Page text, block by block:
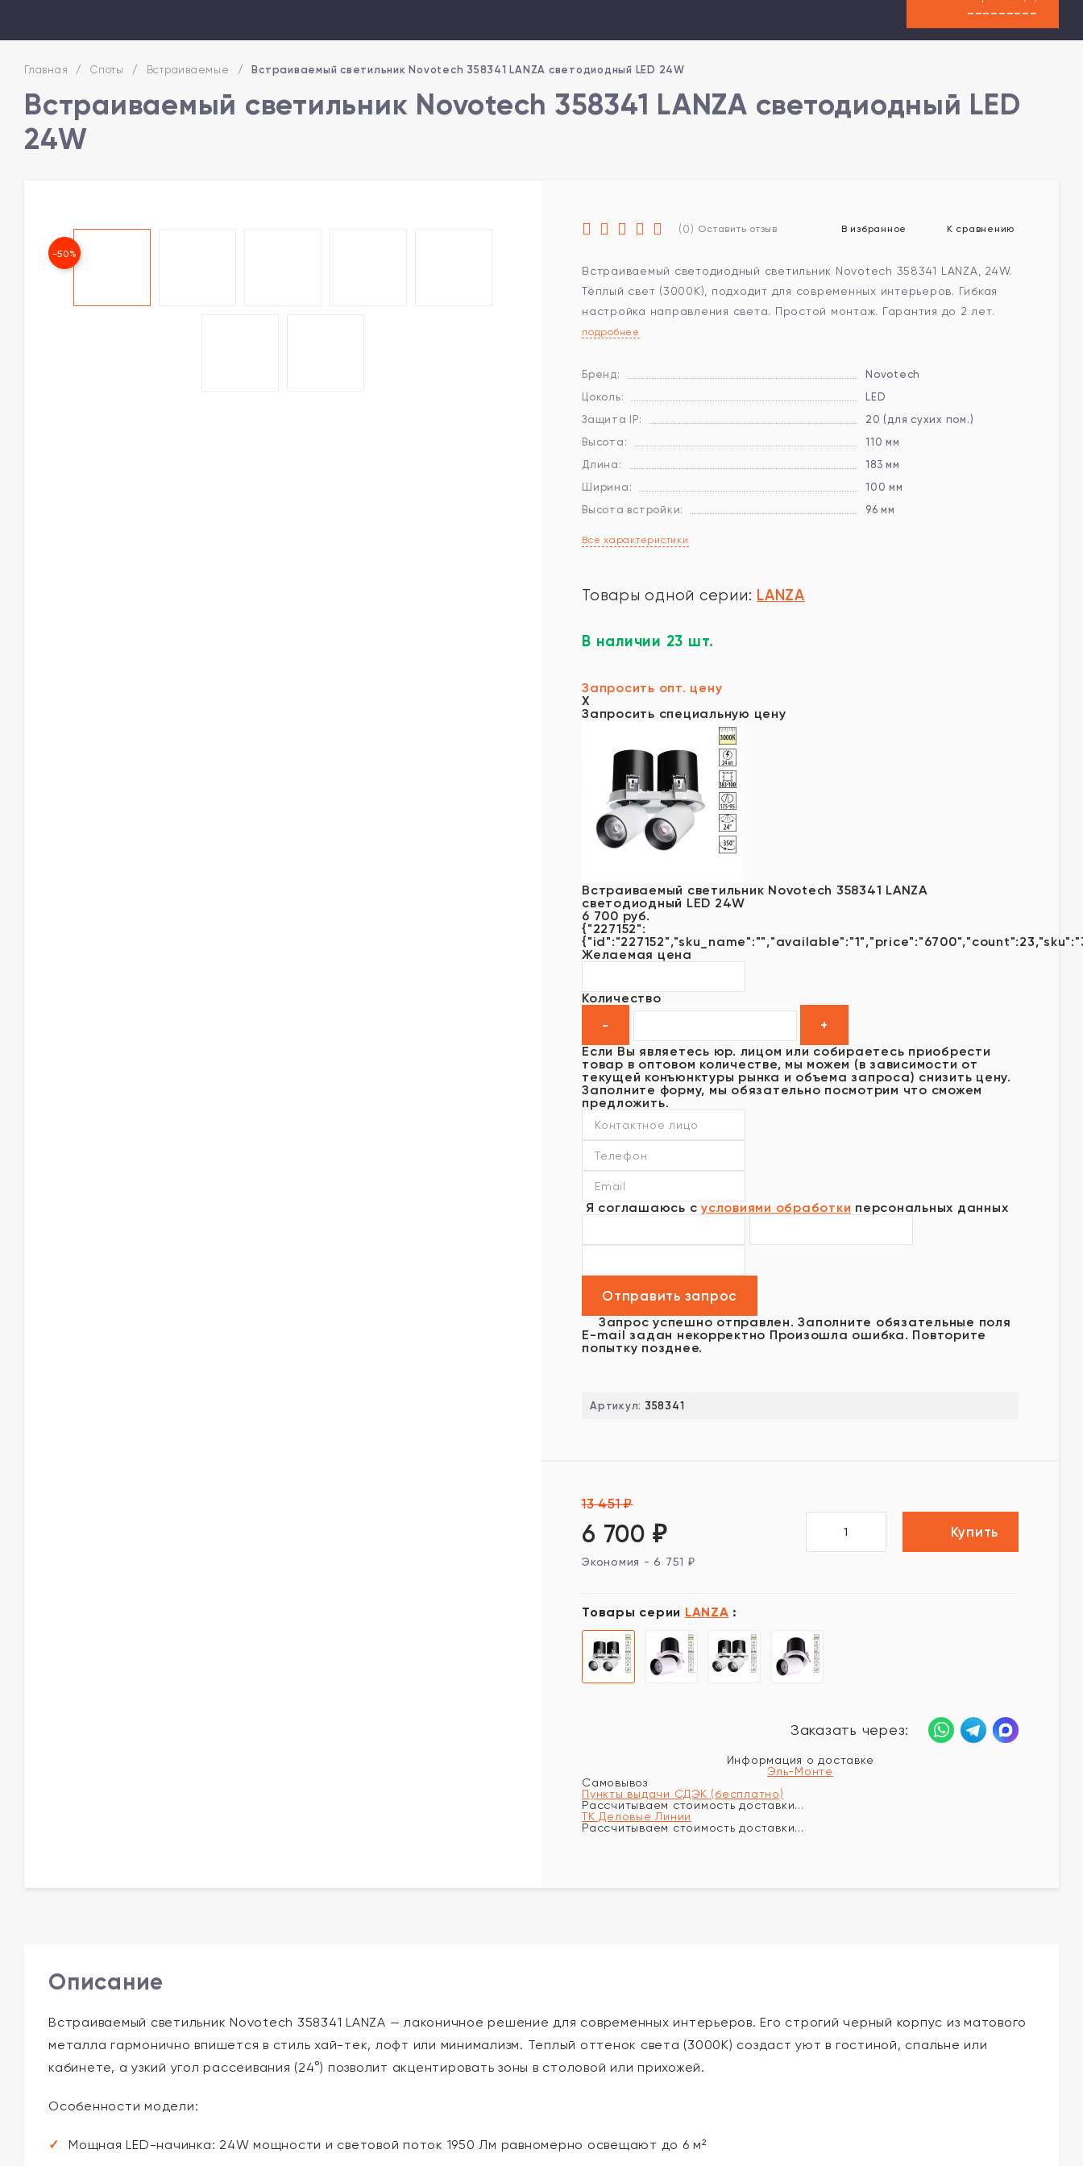
---------
Главная / Споты / Встраиваемые / Встраиваемый светильник Novotech 358341 LANZA светодиодный LED 24W
Встраиваемый светильник Novotech 358341 LANZA светодиодный LED
24W
-50%
(0) Оставить отзыв В избранное К сравнению
Встраиваемый светодиодный светильник Novotech 358341 LANZA, 24W.
Тёплый свет (3000K), подходит для современных интерьеров. Гибкая
настройка направления света. Простой монтаж. Гарантия до 2 лет.
подробнее
Бренд:
Novotech
Цоколь:
LED
Защита IP:
20 (для сухих пом.)
Высота:
110 мм
Длина:
183 мм
Ширина:
100 мм
Высота встройки:
96 мм
Все характеристики
Товары одной серии: LANZA
В наличии 23 шт.
Запросить опт. цену
X
Запросить специальную цену
Встраиваемый светильник Novotech 358341 LANZA
светодиодный LED 24W
6 700 руб.
{"227152":
Желаемая цена
Количество
Если Вы являетесь юр. лицом или собираетесь приобрести
товар в оптовом количестве, мы можем (в зависимости от
текущей конъюнктуры рынка и объема запроса) снизить цену.
Заполните форму, мы обязательно посмотрим что сможем
предложить.
Я соглашаюсь с условиями обработки персональных данных
Запрос успешно отправлен. Заполните обязательные поля
E-mail задан некорректно Произошла ошибка. Повторите
попытку позднее.
Артикул: 358341
13 451₽
6 700 ₽
Экономия -6 751 ₽
Купить
Товары серии LANZA :
Заказать через:
Информация о доставке
Эль-Монте
Самовывоз
Пункты выдачи СДЭК (бесплатно)
Рассчитываем стоимость доставки...
ТК Деловые Линии
Рассчитываем стоимость доставки...
Описание
Встраиваемый светильник Novotech 358341 LANZA — лаконичное решение для современных интерьеров. Его строгий черный корпус из матового
металла гармонично впишется в стиль хай-тек, лофт или минимализм. Теплый оттенок света (3000K) создаст уют в гостиной, спальне или
кабинете, а узкий угол рассеивания (24°) позволит акцентировать зоны в столовой или прихожей.
Особенности модели:
Мощная LED-начинка: 24W мощности и световой поток 1950 Лм равномерно освещают до 6 м²